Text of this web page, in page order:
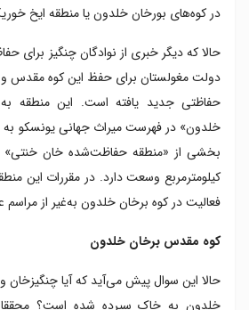
در کوه‌های بورخان خلدون یا منطقه ایخ
حالا که دیگر خبری از نوادگان چنگیز برای
دولت مغولستان برای حفظ این کوه مقدس
حفاظتی جدید یافته است. این منطقه
خلدون» در فهرست میراث جهانی یونسکو
کیلومترمربع وسعت دارد. در مقررات این
فعالیت در کوه برخان خلدون به‌غیر از
کوه مقدس برخان خلدون
حالا این سوال پیش می‌آید که آیا چنگیزخان
خلدون به خاک سپرده شده است؟